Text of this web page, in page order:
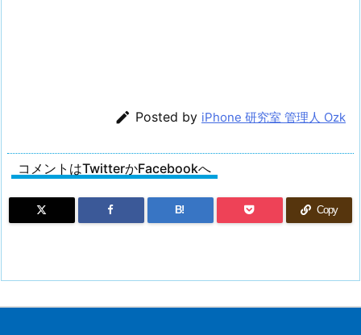
 Posted by iPhone 研究室 管理人 Ozk
コメントはTwitterかFacebookへ
B! Copy